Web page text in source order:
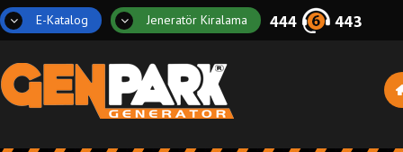
E-Katalog Jeneratör Kiralama